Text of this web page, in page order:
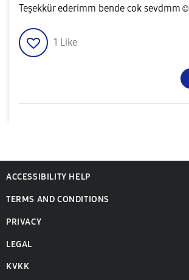
Teşekkür ederimm bende cok sevdmm☺️
1 Like
ACCESSIBILITY HELP
TERMS AND CONDITIONS
PRIVACY
LEGAL
KVKK